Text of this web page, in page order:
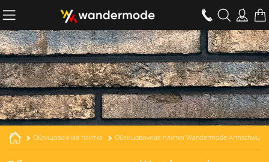
Облицовочная плитка